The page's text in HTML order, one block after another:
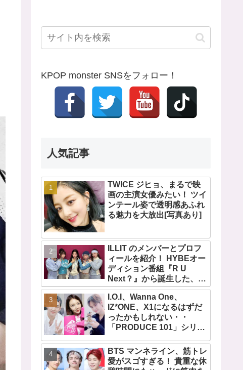
KPOP monster SNSをフォロー！
人気記事
TWICE ジヒョ、まるで映
画の主演女優みたい！ ツイ
ンテール姿で透明感あふれ
る魅力を大放出[写真あり]
ILLIT のメンバーとプロフ
ィールを紹介！ HYBEオー
ディション番組『R U
Next？』から誕生した、日
本人のイロハとモカを含む
5人組ガールズグループ！
デビュー曲「Magnetic」が
いきなりの大ヒット
I.O.I、Wanna One、
IZ*ONE、X1になるはずだ
ったかもしれない・・
「PRODUCE 101」シリー
せられた練習生12人の氏名
が公表
BTS マンネライン、筋トレ
愛がスゴすぎる！ 貴重な休